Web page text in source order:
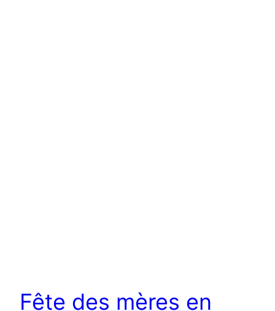
Fête des mères en